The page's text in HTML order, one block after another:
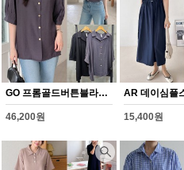
GO 프롬골드버튼블라우스(Y381H608)
46,200원 15,400원